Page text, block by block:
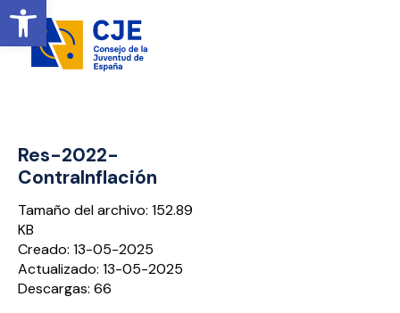
Ireki tresna-barra
Res-2022-
ContraInflación
Tamaño del archivo: 152.89
KB
Creado: 13-05-2025
Actualizado: 13-05-2025
Descargas: 66